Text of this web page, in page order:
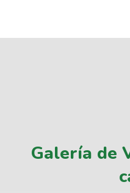
Galería de